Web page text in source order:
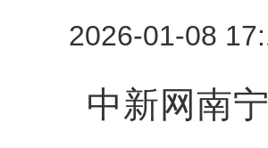
2026-01-08
中新网南宁